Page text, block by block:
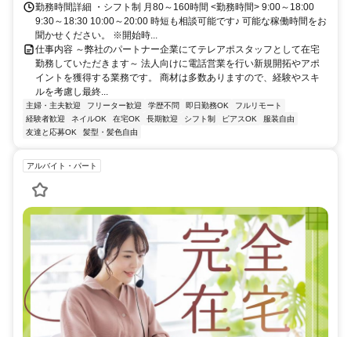
勤務時間詳細 ・シフト制 月80～160時間 <勤務時間> 9:00～18:00
9:30～18:30 10:00～20:00 時短も相談可能です♪ 可能な稼働時間をお
聞かせください。 ※開始時...
仕事内容 ～弊社のパートナー企業にてテレアポスタッフとして在宅
勤務していただきます～ 法人向けに電話営業を行い新規開拓やアポ
イントを獲得する業務です。 商材は多数ありますので、経験やスキ
ルを考慮し最終...
主婦・主夫歓迎 フリーター歓迎 学歴不問 即日勤務OK
フルリモート
経験者歓迎
ネイルOK 在宅OK 長期歓迎 シフト制 ピアスOK
服装自由
友達と応募OK
髪型・髪色自由
アルバイト・パート